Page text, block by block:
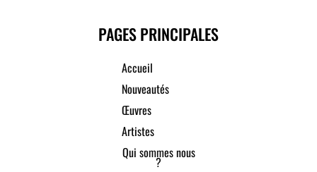
PAGES PRINCIPALES
Accueil
Nouveautés
Œuvres
Artistes
Qui sommes nous
?